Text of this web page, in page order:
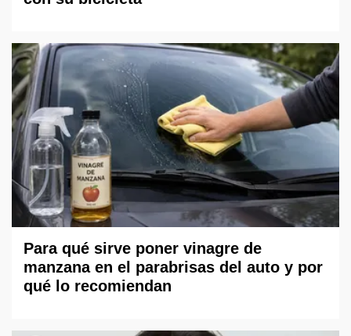
Para qué sirve poner vinagre de
manzana en el parabrisas del auto y por
qué lo recomiendan